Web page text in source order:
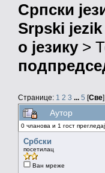
Српски
Srpski
о језику>
Странице: 1 2 3 ... 5 [Све]
Аутор
0 чланова и 1 гост
Србски
посетилац
Ван мреже